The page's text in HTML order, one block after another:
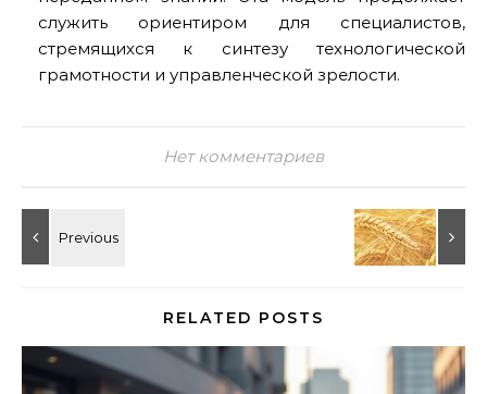
служить ориентиром для специалистов,
стремящихся к синтезу технологической
грамотности и управленческой зрелости.
Нет комментариев
RELATED POSTS